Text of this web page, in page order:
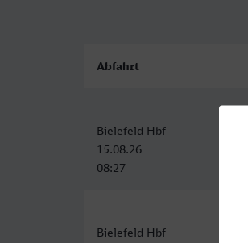
Abfahrt
Bielefeld Hbf
15.08.26
08:27
Bielefeld Hbf